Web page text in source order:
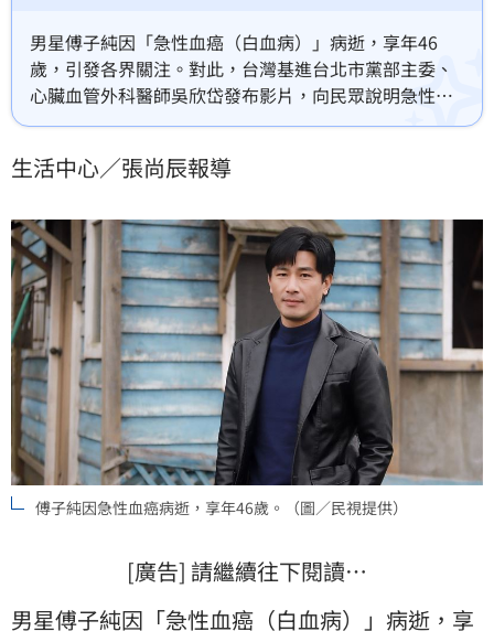
男星傅子純因「急性血癌（白血病）」病逝，享年46
歲，引發各界關注。對此，台灣基進台北市黨部主委、
心臟血管外科醫師吳欣岱發布影片，向民眾說明急性白
血病的成因、症狀及就醫警訊，呼籲若出現長期「無法
生活中心／張尚辰報導
傅子純因急性血癌病逝，享年46歲。（圖／民視提供）
[廣告] 請繼續往下閱讀…
男星傅子純因「急性血癌（白血病）」病逝，享